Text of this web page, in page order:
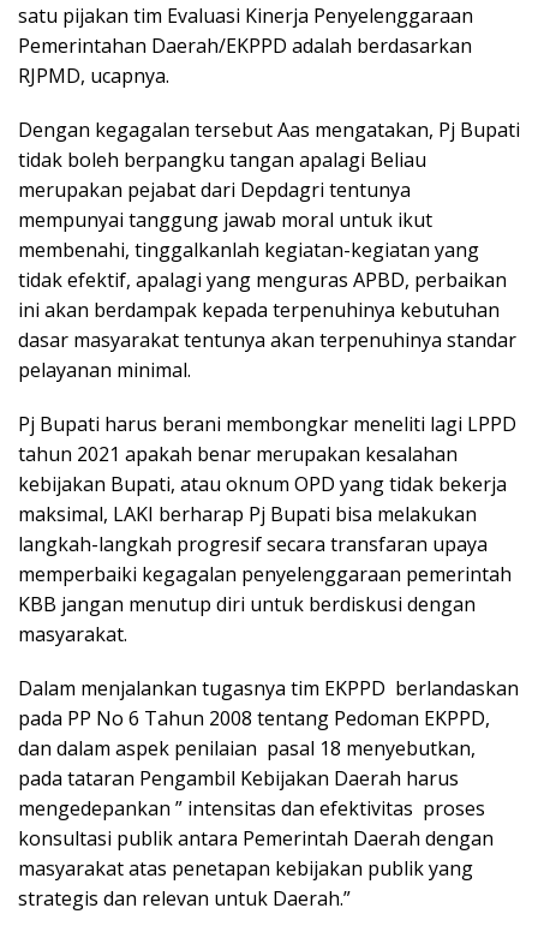
satu pijakan tim Evaluasi Kinerja Penyelenggaraan
Pemerintahan Daerah/EKPPD adalah berdasarkan
RJPMD, ucapnya.
Dengan kegagalan tersebut Aas mengatakan, Pj Bupati
tidak boleh berpangku tangan apalagi Beliau
merupakan pejabat dari Depdagri tentunya
mempunyai tanggung jawab moral untuk ikut
membenahi, tinggalkanlah kegiatan-kegiatan yang
tidak efektif, apalagi yang menguras APBD, perbaikan
ini akan berdampak kepada terpenuhinya kebutuhan
dasar masyarakat tentunya akan terpenuhinya standar
pelayanan minimal.
Pj Bupati harus berani membongkar meneliti lagi LPPD
tahun 2021 apakah benar merupakan kesalahan
kebijakan Bupati, atau oknum OPD yang tidak bekerja
maksimal, LAKI berharap Pj Bupati bisa melakukan
langkah-langkah progresif secara transfaran upaya
memperbaiki kegagalan penyelenggaraan pemerintah
KBB jangan menutup diri untuk berdiskusi dengan
masyarakat.
Dalam menjalankan tugasnya tim EKPPD berlandaskan
pada PP No 6 Tahun 2008 tentang Pedoman EKPPD,
dan dalam aspek penilaian pasal 18 menyebutkan,
pada tataran Pengambil Kebijakan Daerah harus
mengedepankan ” intensitas dan efektivitas proses
konsultasi publik antara Pemerintah Daerah dengan
masyarakat atas penetapan kebijakan publik yang
strategis dan relevan untuk Daerah.”